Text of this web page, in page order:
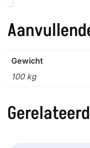
Gewicht
100 kg